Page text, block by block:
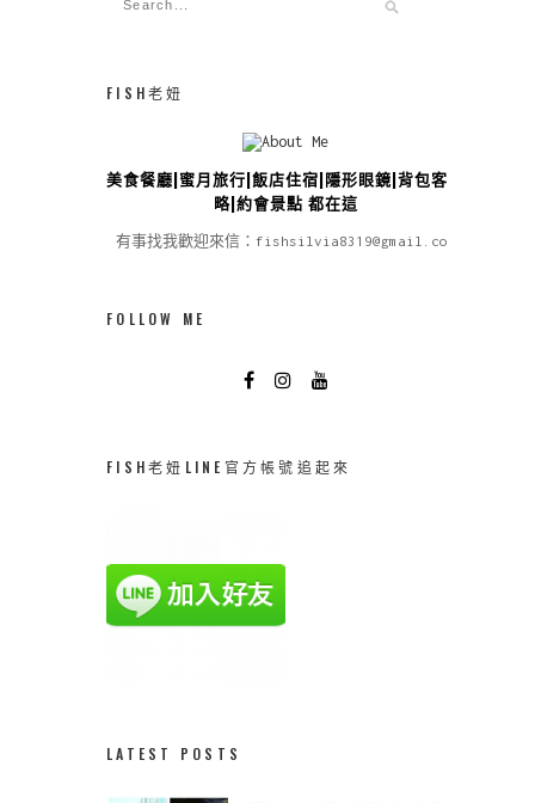
FISH老妞
美食餐廳|蜜月旅行|飯店住宿|隱形眼鏡|背包客攻
略|約會景點 都在這
有事找我歡迎來信：fishsilvia8319@gmail.com
FOLLOW ME
FISH老妞LINE官方帳號追起來
LATEST POSTS